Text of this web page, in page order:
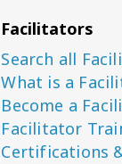
Facilitators
Search all
What is a
Become a
Facilitator
Certifications